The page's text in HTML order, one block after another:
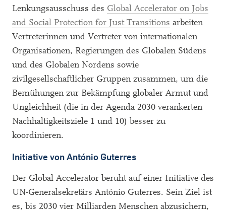
Lenkungsausschuss des Global Accelerator on Jobs
and Social Protection for Just Transitions arbeiten
Vertreterinnen und Vertreter von internationalen
Organisationen, Regierungen des Globalen Südens
und des Globalen Nordens sowie
zivilgesellschaftlicher Gruppen zusammen, um die
Bemühungen zur Bekämpfung globaler Armut und
Ungleichheit (die in der Agenda 2030 verankerten
Nachhaltigkeitsziele 1 und 10) besser zu
koordinieren.
Initiative von António Guterres
Der Global Accelerator beruht auf einer Initiative des
UN-Generalsekretärs António Guterres. Sein Ziel ist
es, bis 2030 vier Milliarden Menschen abzusichern,